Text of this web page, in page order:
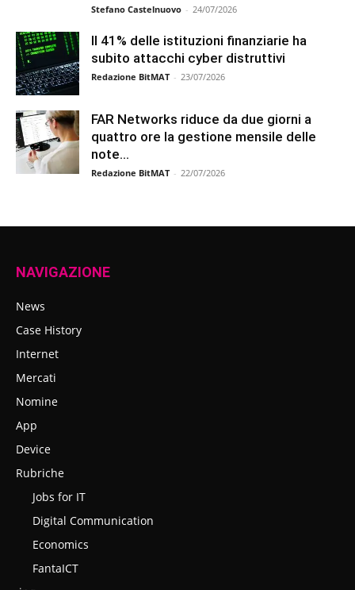
Stefano Castelnuovo - 24/07/2026
Il 41% delle istituzioni finanziarie ha
subito attacchi cyber distruttivi
Redazione BitMAT - 23/07/2026
FAR Networks riduce da due giorni a
quattro ore la gestione mensile delle
note...
Redazione BitMAT - 22/07/2026
NAVIGAZIONE
News
Case History
Internet
Mercati
Nomine
App
Device
Rubriche
Jobs for IT
Digital Communication
Economics
FantaICT